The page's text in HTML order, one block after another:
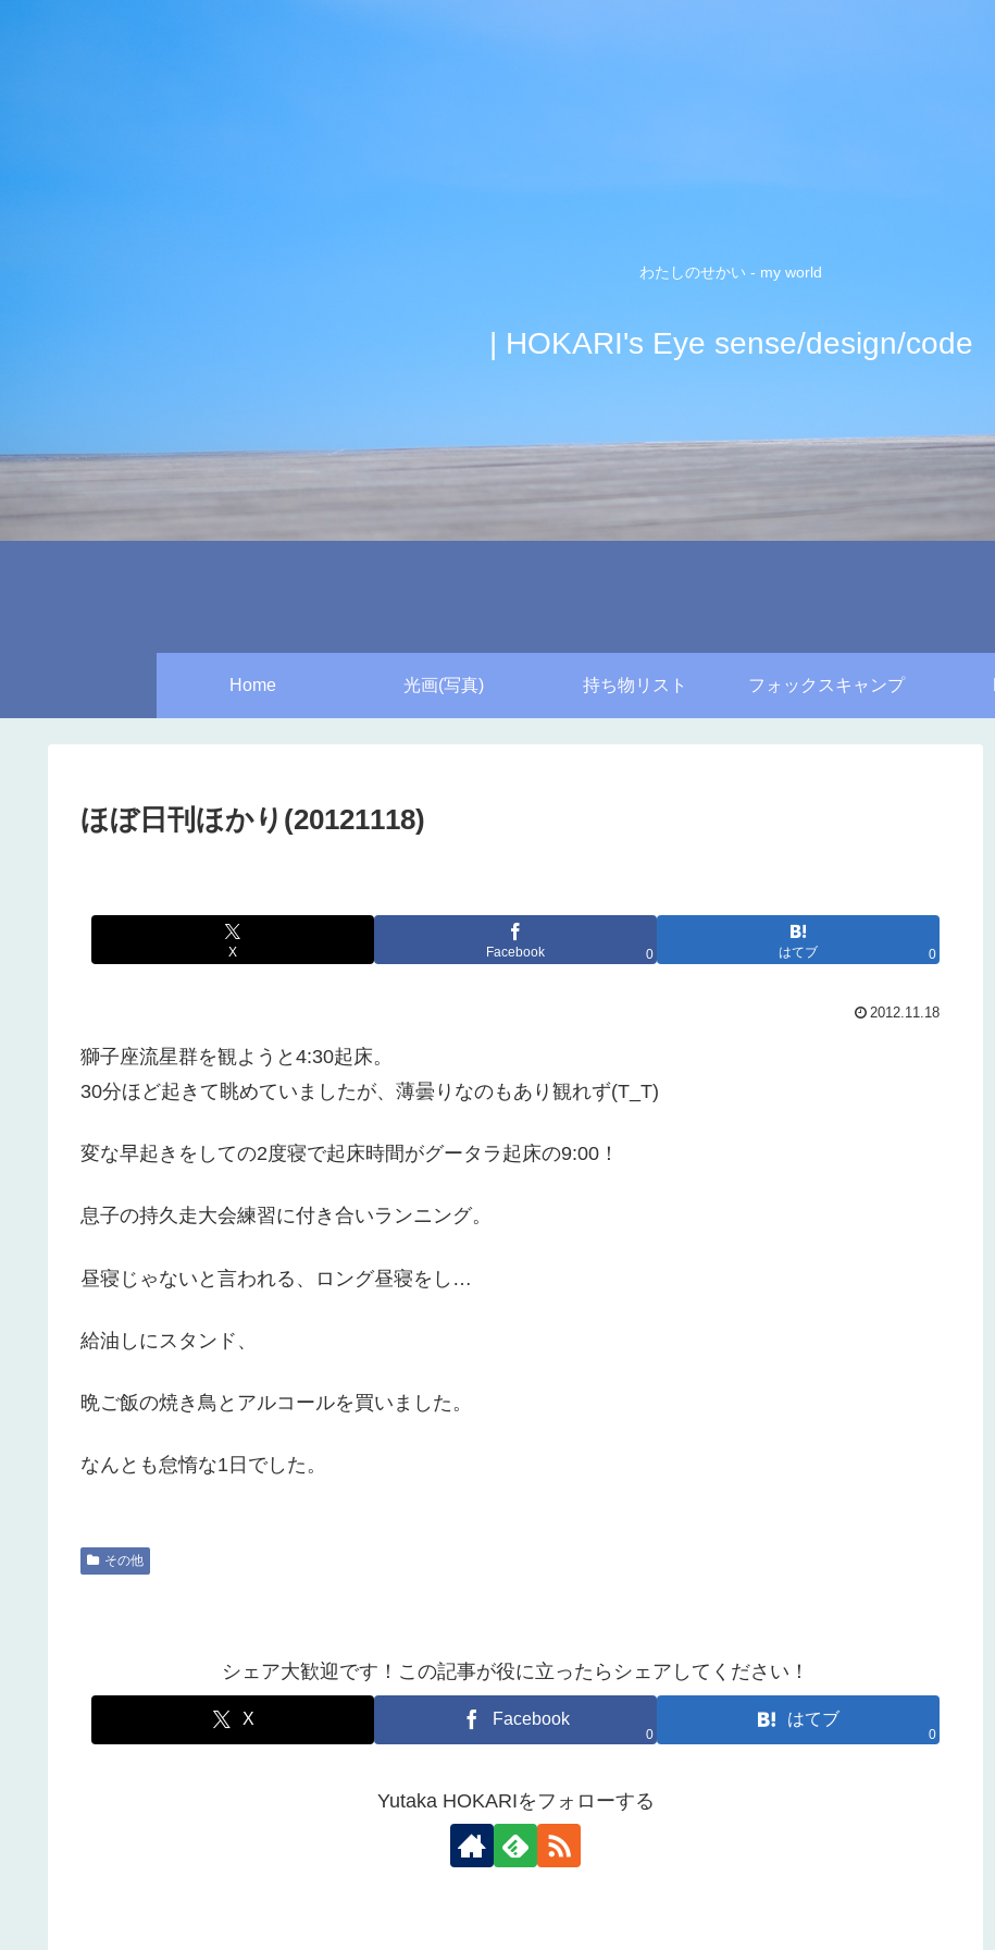
わたしのせかい - my world
| HOKARI's Eye sense/design/code
Home 光画(写真) 持ち物リスト フォックスキャンプ
ほぼ日刊ほかり(20121118)
X Facebook 0 はてブ 0
2012.11.18
獅子座流星群を観ようと4:30起床。
30分ほど起きて眺めていましたが、薄曇りなのもあり観れず(T_T)
変な早起きをしての2度寝で起床時間がグータラ起床の9:00！
息子の持久走大会練習に付き合いランニング。
昼寝じゃないと言われる、ロング昼寝をし…
給油しにスタンド、
晩ご飯の焼き鳥とアルコールを買いました。
なんとも怠惰な1日でした。
その他
シェア大歓迎です！この記事が役に立ったらシェアしてください！
X Facebook
0
はてブ
0
Yutaka HOKARIをフォローする